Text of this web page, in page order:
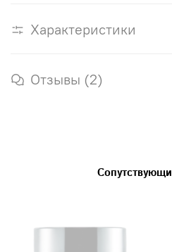
Характеристики
Отзывы (2)